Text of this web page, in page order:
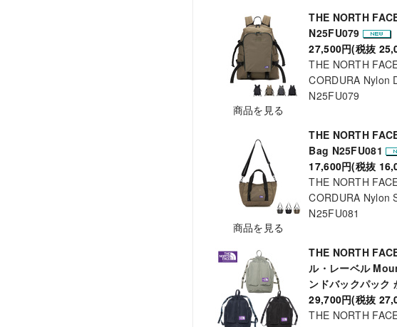
商品を見る
THE NORTH
N25FU079
27,500円(税抜
THE NORTH
CORDURA Nylon
N25FU079
商品を見る
THE NORTH
Bag N25FU081
17,600円(税抜
THE NORTH
CORDURA Nylon
N25FU081
THE NORTH
ル・レーベル
ンドバックパック
29,700円(税抜
THE NORTH